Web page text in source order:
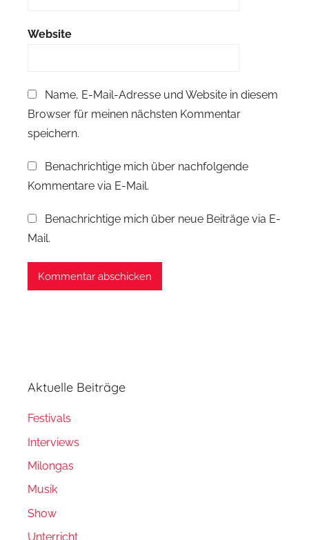
Website
Name, E-Mail-Adresse und Website in diesem
Browser für meinen nächsten Kommentar
speichern.
Benachrichtige mich über nachfolgende
Kommentare via E-Mail.
Benachrichtige mich über neue Beiträge via E-
Mail.
Aktuelle Beiträge
Festivals
Interviews
Milongas
Musik
Show
Unterricht